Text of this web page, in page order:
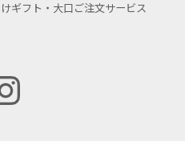
ギフト・大口ご注文サービス